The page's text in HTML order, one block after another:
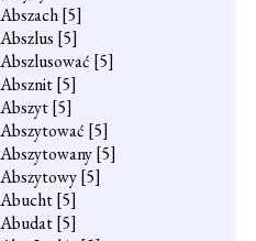
Abszach[5]
Abszlus [5]
Abszlusować [5]
Absznit[5]
Abszyt[5]
Abszytować [5]
Abszytowany[5]
Abszytowy[5]
Abucht[5]
Abudat[5]